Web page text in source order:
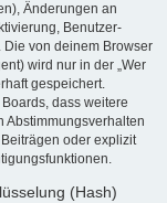
Änderungen an
Benutzer-
Die von deinem Browser
wird nur in der „Wer
gespeichert.
dass weitere
Abstimmungsverhalten
oder explizit
(Hash)